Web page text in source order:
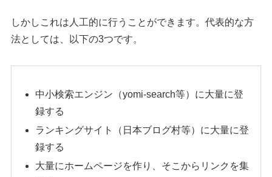
しかしこれは人工的に行うことができます。代表的な方
法としては、以下の3つです。
中小検索エンジン（yomi-search等）に大量に登
録する
ランキングサイト（日本ブログ村等）に大量に登
録する
大量にホームページを作り、そこからリンクを集